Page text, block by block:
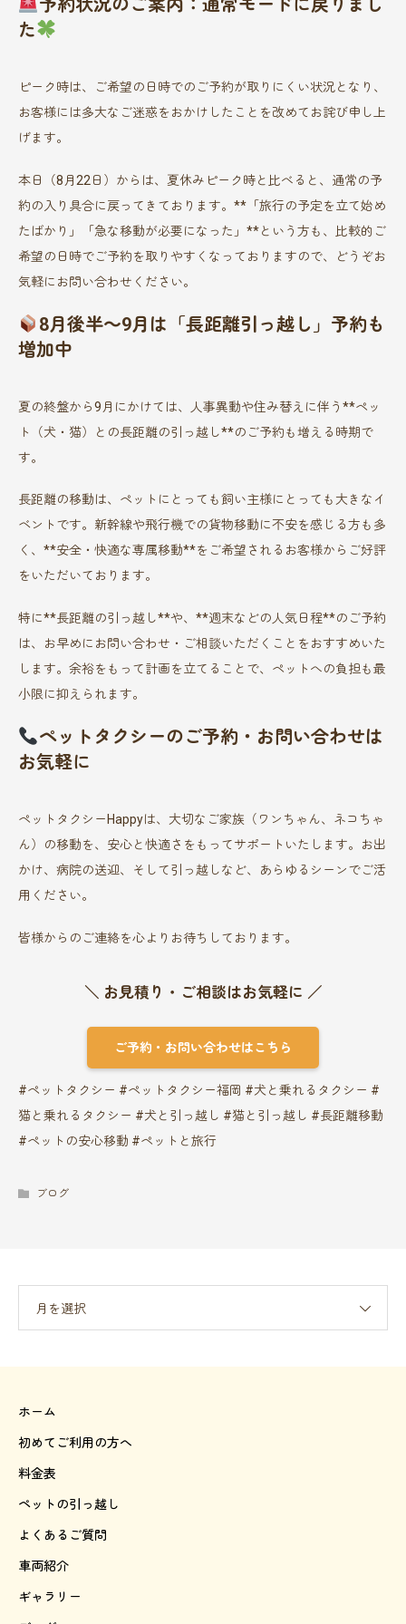
予約状況のご案内：通常モードに戻りまし
た
ピーク時は、ご希望の日時でのご予約が取りにくい状況となり、
お客様には多大なご迷惑をおかけしたことを改めてお詫び申し上
げます。
本日（8月22日）からは、夏休みピーク時と比べると、通常の予
約の入り具合に戻ってきております。**「旅行の予定を立て始め
たばかり」「急な移動が必要になった」**という方も、比較的ご
希望の日時でご予約を取りやすくなっておりますので、どうぞお
気軽にお問い合わせください。
8月後半～9月は「長距離引っ越し」予約も
増加中
夏の終盤から9月にかけては、人事異動や住み替えに伴う**ペッ
ト（犬・猫）との長距離の引っ越し**のご予約も増える時期で
す。
長距離の移動は、ペットにとっても飼い主様にとっても大きなイ
ベントです。新幹線や飛行機での貨物移動に不安を感じる方も多
く、**安全・快適な専属移動**をご希望されるお客様からご好評
をいただいております。
特に**長距離の引っ越し**や、**週末などの人気日程**のご予約
は、お早めにお問い合わせ・ご相談いただくことをおすすめいた
します。余裕をもって計画を立てることで、ペットへの負担も最
小限に抑えられます。
ペットタクシーのご予約・お問い合わせは
お気軽に
ペットタクシーHappyは、大切なご家族（ワンちゃん、ネコちゃ
ん）の移動を、安心と快適さをもってサポートいたします。お出
かけ、病院の送迎、そして引っ越しなど、あらゆるシーンでご活
用ください。
皆様からのご連絡を心よりお待ちしております。
＼ お見積り・ご相談はお気軽に ／
ご予約・お問い合わせはこちら
#ペットタクシー #ペットタクシー福岡 #犬と乗れるタクシー #
猫と乗れるタクシー #犬と引っ越し #猫と引っ越し #長距離移動
#ペットの安心移動 #ペットと旅行
ブログ
月を選択
ホーム
初めてご利用の方へ
料金表
ペットの引っ越し
よくあるご質問
車両紹介
ギャラリー